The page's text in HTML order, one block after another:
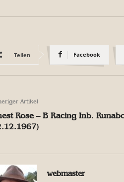
Teilen Facebook
Artikel
Rose – B Racing Inb.
webmaster